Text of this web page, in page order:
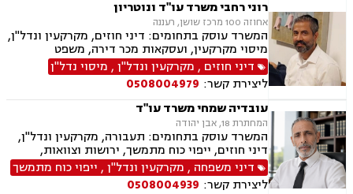
רוני רחבי משרד עו"ד ונוטריון
אחוזה 100 מרכז שושן, רעננה
המשרד עוסק בתחומים: דיני חוזים, מקרקעין ונדל"ן,
מיסוי מקרקעין, ועסקאות מכר דירה, משפט
אזרחי-מסחרי, ייפוי כוח מתמשך, ירושות וצוואות,
דיני עבודה, דיני משפחה, הסכמי ממון, נזקי גוף
ותאונות, נוטריון.
דיני חוזים , מקרקעין ונדל"ן, מיסוי נדל"ן
ליצירת קשר: 0508004979
עובדיה שמחי משרד עו"ד
המחתרת 18, אבן יהודה
המשרד עוסק בתחומים: תעבורה, מקרקעין ונדל"ן,
דיני חוזים, ייפוי כוח מתמשך, ירושות וצוואות,
הסכמי ממון, אלימות במשפחה, מחיקת רישום פלילי
דיני משפחה , מקרקעין ונדל"ן, ייפוי כוח מתמשך
ליצירת קשר: 0508004939